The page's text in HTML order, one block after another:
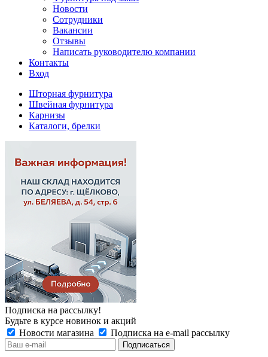
Новости
Сотрудники
Вакансии
Отзывы
Написать руководителю компании
Контакты
Вход
Шторная фурнитура
Швейная фурнитура
Карнизы
Каталоги, брелки
Подписка на рассылку!
Будьте в курсе новинок и акций
Новости магазина
Подписка на e-mail рассылку